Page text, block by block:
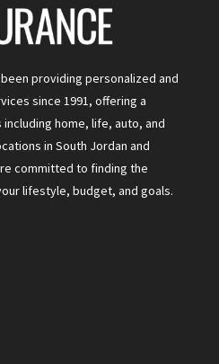
providing personalized and
since 1991, offering a
home, life, auto, and
in South Jordan and
committed to finding the
lifestyle, budget, and goals.